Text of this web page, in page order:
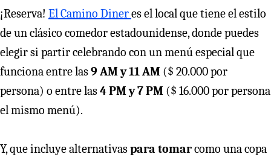
¡Reserva! El Camino Dineres el local que tiene el estilo
de un clásico comedor estadounidense, donde puedes
elegir si partir celebrando con un menú especial que
funciona entre las9 AM y 11 AM ($ 20.000 por
persona) o entre las4 PM y 7 PM ($ 16.000 por persona
el mismo menú).
Y, que incluye alternativaspara tomarcomo una copa